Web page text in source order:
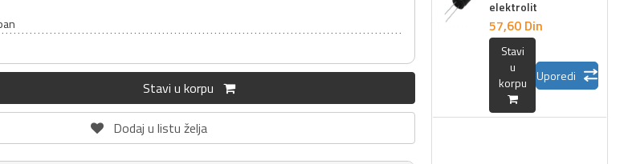
Stavi u korpu
Dodaj u listu želja
elektrolit
57,60 Din
Stavi
u
korpu
Uporedi